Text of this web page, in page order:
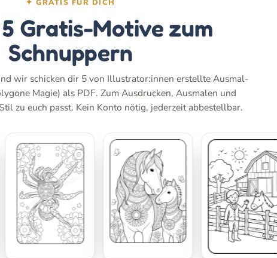
✦ GRATIS FÜR DICH
Gratis-Motive zum
Schnuppern
wir schicken dir 5 von Illustrator:innen erstellte Ausmal-
Magie) als PDF. Zum Ausdrucken, Ausmalen und
zu euch passt. Kein Konto nötig, jederzeit abbestellbar.